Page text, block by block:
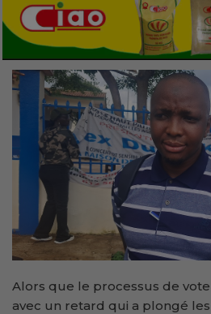
Alors que le processus de vote
avec un retard qui a plongé